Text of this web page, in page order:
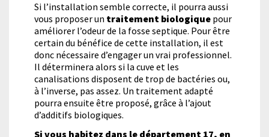
Si l’installation semble correcte, il pourra aussi
vous proposer un traitement biologiquepour
améliorer l’odeur de la fosse septique. Pour être
certain du bénéfice de cette installation, il est
donc nécessaire d’engager un vrai professionnel.
Il déterminera alors si la cuve et les
canalisations disposent de trop de bactéries ou,
à l’inverse, pas assez. Un traitement adapté
pourra ensuite être proposé, grâce à l’ajout
d’additifs biologiques.
Si vous habitez dans le département 17, en